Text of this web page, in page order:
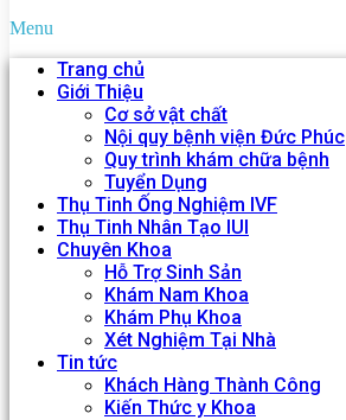
Menu
Trang chủ
Giới Thiệu
Cơ sở vật chất
Nội quy bệnh viện Đức Phúc
Quy trình khám chữa bệnh
Tuyển Dụng
Thụ Tinh Ống Nghiệm IVF
Thụ Tinh Nhân Tạo IUI
Chuyên Khoa
Hỗ Trợ Sinh Sản
Khám Nam Khoa
Khám Phụ Khoa
Xét Nghiệm Tại Nhà
Tin tức
Khách Hàng Thành Công
Kiến Thức y Khoa